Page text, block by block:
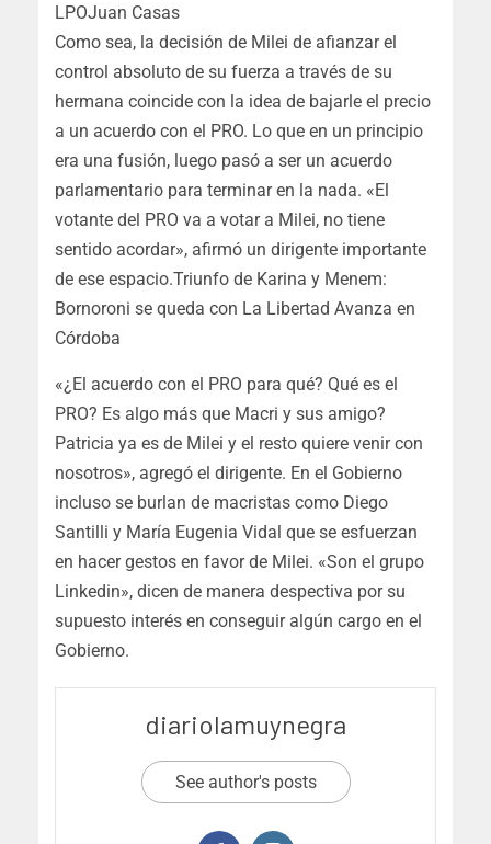
LPOJuan Casas
Como sea, la decisión de Milei de afianzar el
control absoluto de su fuerza a través de su
hermana coincide con la idea de bajarle el precio
a un acuerdo con el PRO. Lo que en un principio
era una fusión, luego pasó a ser un acuerdo
parlamentario para terminar en la nada. «El
votante del PRO va a votar a Milei, no tiene
sentido acordar», afirmó un dirigente importante
de ese espacio.Triunfo de Karina y Menem:
Bornoroni se queda con La Libertad Avanza en
Córdoba
«¿El acuerdo con el PRO para qué? Qué es el
PRO? Es algo más que Macri y sus amigo?
Patricia ya es de Milei y el resto quiere venir con
nosotros», agregó el dirigente. En el Gobierno
incluso se burlan de macristas como Diego
Santilli y María Eugenia Vidal que se esfuerzan
en hacer gestos en favor de Milei. «Son el grupo
Linkedin», dicen de manera despectiva por su
supuesto interés en conseguir algún cargo en el
Gobierno.
diariolamuynegra
See author's posts